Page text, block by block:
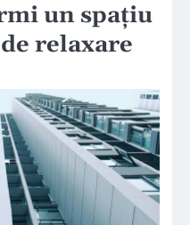
un spațiu
relaxare